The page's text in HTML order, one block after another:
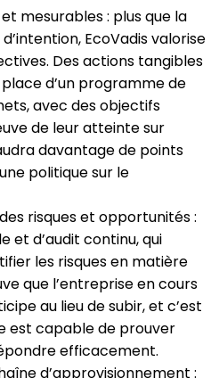
mesurables : plus que la
EcoVadis valorise
Des actions tangibles
d’un programme de
avec des objectifs
de leur atteinte sur
davantage de points
politique sur le
risques et opportunités :
et d’audit continu, qui
les risques en matière
que l’entreprise en cours
au lieu de subir, et c’est
est capable de prouver
efficacement.
d’approvisionnement :